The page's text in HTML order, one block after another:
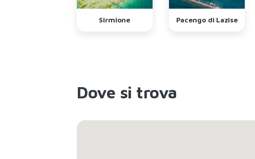
Sirmione Pacengo di Lazise
Dove si trova